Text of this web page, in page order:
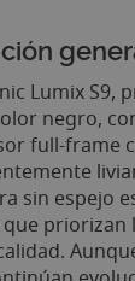
Lumix S9,
negro,
full-frame
sin espejo
priorizan